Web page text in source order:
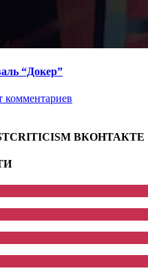
“Докер”
комментариев
ВКОНТАКТЕ